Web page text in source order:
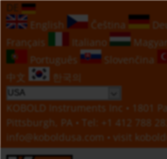
English
Čeština
Français
Italiano Magyar
Português
Slovenčina
中文
한국의
KOBOLD Instruments Inc • 1801
Pittsburgh, PA • Tel:
+1 412 788
info@koboldusa.com • visit